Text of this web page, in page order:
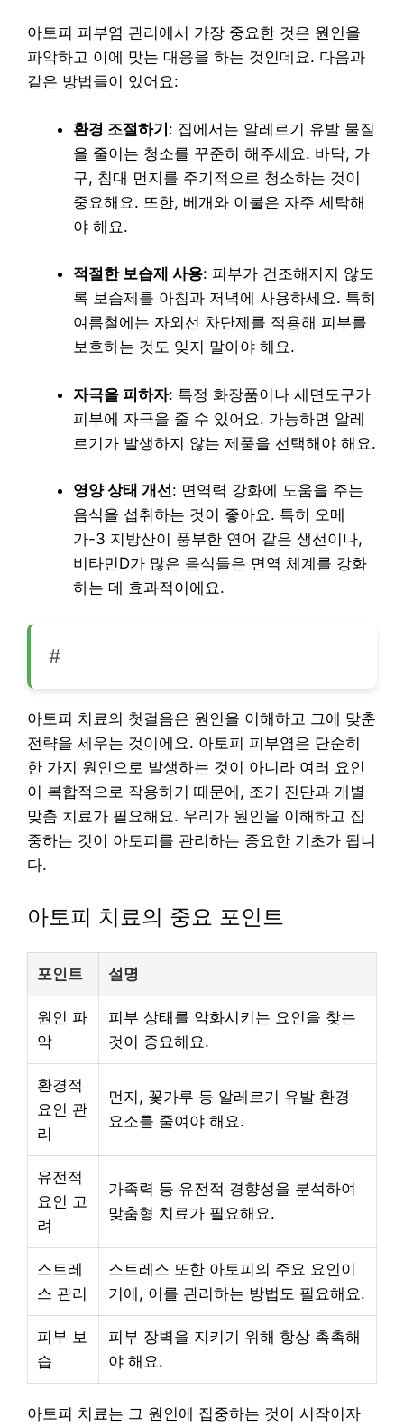
아토피 피부염 관리에서 가장 중요한 것은 원인을
파악하고 이에 맞는 대응을 하는 것인데요. 다음과
같은 방법들이 있어요:
환경 조절하기: 집에서는 알레르기 유발 물질
을 줄이는 청소를 꾸준히 해주세요. 바닥, 가
구, 침대 먼지를 주기적으로 청소하는 것이
중요해요. 또한, 베개와 이불은 자주 세탁해
야 해요.
적절한 보습제 사용: 피부가 건조해지지 않도
록 보습제를 아침과 저녁에 사용하세요. 특히
여름철에는 자외선 차단제를 적용해 피부를
보호하는 것도 잊지 말아야 해요.
자극을 피하자: 특정 화장품이나 세면도구가
피부에 자극을 줄 수 있어요. 가능하면 알레
르기가 발생하지 않는 제품을 선택해야 해요.
영양 상태 개선: 면역력 강화에 도움을 주는
음식을 섭취하는 것이 좋아요. 특히 오메
가-3 지방산이 풍부한 연어 같은 생선이나,
비타민D가 많은 음식들은 면역 체계를 강화
하는 데 효과적이에요.
#
아토피 치료의 첫걸음은 원인을 이해하고 그에 맞춘
전략을 세우는 것이에요. 아토피 피부염은 단순히
한 가지 원인으로 발생하는 것이 아니라 여러 요인
이 복합적으로 작용하기 때문에, 조기 진단과 개별
맞춤 치료가 필요해요. 우리가 원인을 이해하고 집
중하는 것이 아토피를 관리하는 중요한 기초가 됩니
다.
아토피 치료의 중요 포인트
포인트 설명
원인 파
악
피부 상태를 악화시키는 요인을 찾는
것이 중요해요.
환경적
요인 관
리
먼지, 꽃가루 등 알레르기 유발 환경
요소를 줄여야 해요.
유전적
요인 고
려
가족력 등 유전적 경향성을 분석하여
맞춤형 치료가 필요해요.
스트레
스 관리
스트레스 또한 아토피의 주요 요인이
기에, 이를 관리하는 방법도 필요해요.
피부 보
습
피부 장벽을 지키기 위해 항상 촉촉해
야 해요.
아토피 치료는 그 원인에 집중하는 것이 시작이자